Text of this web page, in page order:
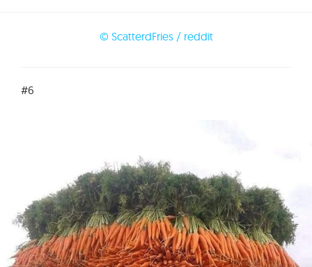
© ScatterdFries / reddit
#6